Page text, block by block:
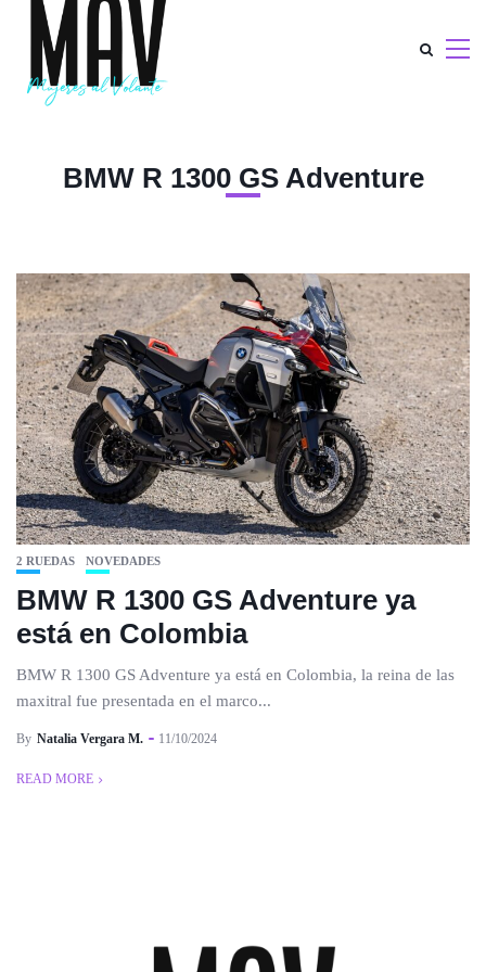
BMW R 1300 GS Adventure
2 RUEDAS NOVEDADES
BMW R 1300 GS Adventure ya
está en Colombia
BMW R 1300 GS Adventure ya está en Colombia, la reina de las
maxitral fue presentada en el marco...
By Natalia Vergara M. 11/10/2024
READ MORE